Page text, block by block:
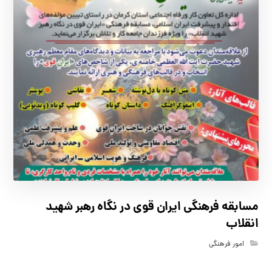
مسابقه فرهنگي ايران قوي در نگاه رهبر شهيد
انقلاب
امور فرهنگی